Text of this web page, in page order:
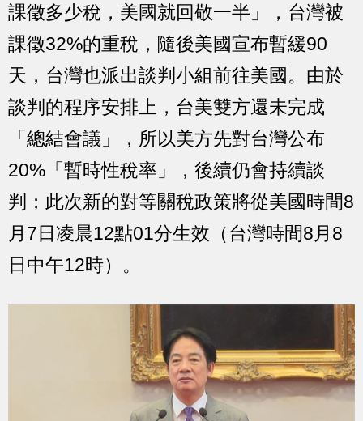
課徵多少稅，美國就回敬一半」，台灣被
課徵32%的重稅，隨後美國宣布暫緩90
天，台灣也派出談判小組前往美國。由於
談判的程序安排上，台美雙方還未完成
「總結會議」，所以美方先對台灣公布
20%「暫時性稅率」，後續仍會持續談
判；此次新的對等關稅政策將從美國時間8
月7日凌晨12點01分生效（台灣時間8月8
日中午12時）。